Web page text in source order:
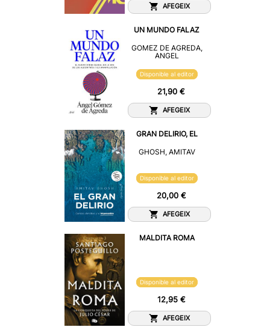
AFEGEIX
UN MUNDO FALAZ
GOMEZ DE AGREDA,
ANGEL
Disponible al editor
21,90 €
AFEGEIX
GRAN DELIRIO, EL
GHOSH, AMITAV
Disponible al editor
20,00 €
AFEGEIX
MALDITA ROMA
Disponible al editor
12,95 €
AFEGEIX